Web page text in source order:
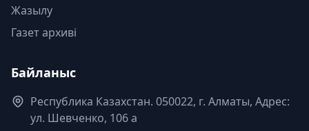
Жазылу
Газет архиві
Байланыс
Республика Казахстан. 050022, г. Алматы, Адрес:
ул. Шевченко, 106 а